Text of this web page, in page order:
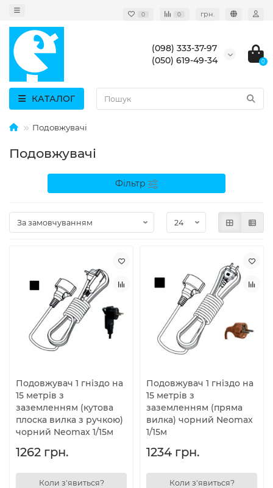
0 0 грн.
(098) 333-37-97
(050) 619-49-34
0
КАТАЛОГ
Подовжувачі
Подовжувачі
Фільтр
Подовжувач 1 гніздо на
15 метрів з
заземленням (кутова
плоска вилка з ручкою)
чорний Neomax 1/15м
1262 грн.
Коли з'явиться?
Подовжувач 1 гніздо на
15 метрів з
заземленням (пряма
вилка) чорний Neomax
1/15м
1234 грн.
Коли з'явиться?